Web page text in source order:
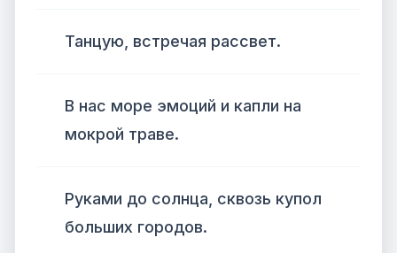
Танцую, встречая рассвет.
В нас море эмоций и капли на
мокрой траве.
Руками до солнца, сквозь купол
больших городов.